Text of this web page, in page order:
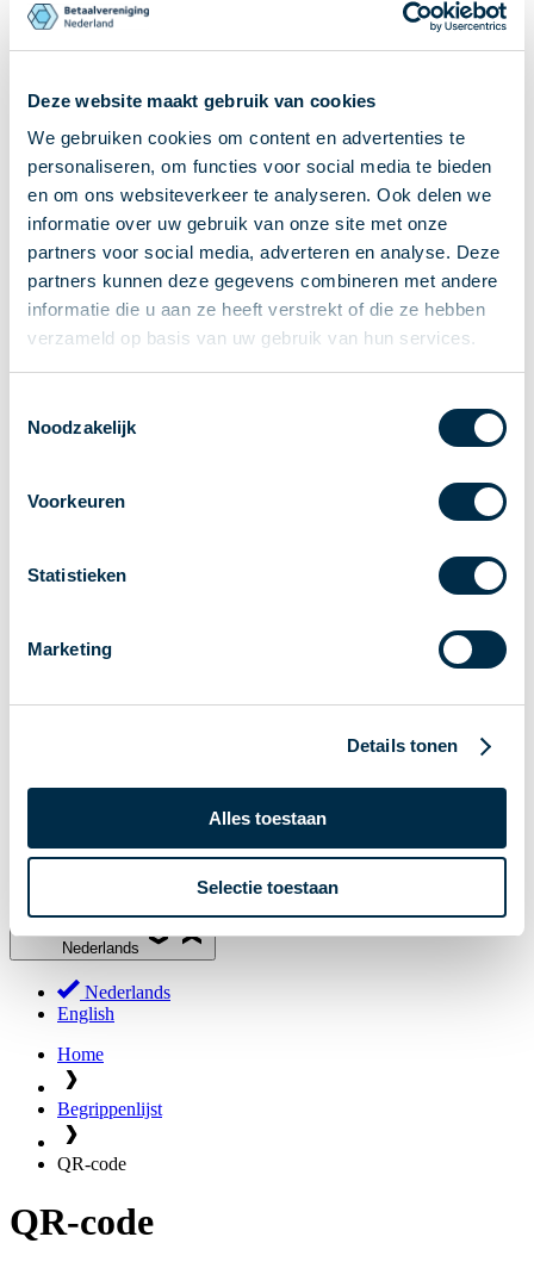
Deze website maakt gebruik van cookies
We gebruiken cookies om content en advertenties te
personaliseren, om functies voor social media te bieden
en om ons websiteverkeer te analyseren. Ook delen we
informatie over uw gebruik van onze site met onze
partners voor social media, adverteren en analyse. Deze
partners kunnen deze gegevens combineren met andere
informatie die u aan ze heeft verstrekt of die ze hebben
verzameld op basis van uw gebruik van hun services.
Noodzakelijk
Voorkeuren
Statistieken
Marketing
Details tonen
Alles toestaan
Selectie toestaan
Ontvangen van betalingen
Overboeken
Bijzondere rekeningen en diensten
Standaarden in het betalingsverkeer
Actueel
Nieuws
Betaaljournaal
Publicaties
Jaarcongres 2026
Leden
Deelnemers in het betalingsverkeer
Nederlands
Nederlands
English
Home
Begrippenlijst
QR-code
QR-code